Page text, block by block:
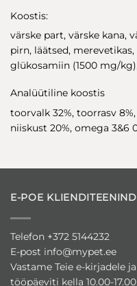
Koostis:
värske part, värske kana,
pirn, läätsed,
glükosamiin (1500 mg/
Analüütiline koostis
toorvalk 32%, toorrasv
niiskust 20%, omega 3&6
E-POE
Telefon +372 5144232
E-post info@mypet.ee
Vastame Teie e-kirjadele
tööpäeviti kella 10.00-17.00.